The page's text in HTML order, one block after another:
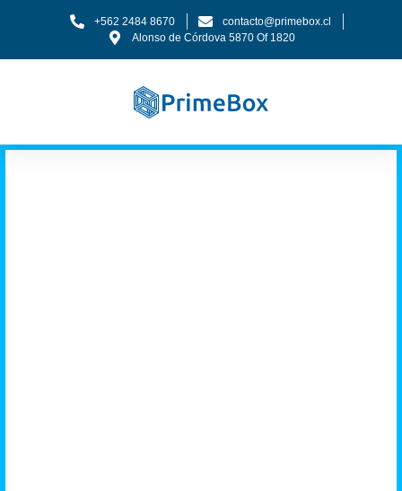
+562 2484 8670
contacto@primebox.cl
Alonso de Córdova 5870 Of 1820